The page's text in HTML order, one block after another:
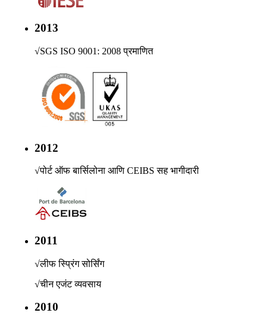
2013
√SGS ISO 9001: 2008 प्रमाणित
2012
√पोर्ट ऑफ बार्सिलोना आणि CEIBS सह भागीदारी
2011
√लीफ स्प्रिंग सोर्सिंग
√चीन एजंट व्यवसाय
2010